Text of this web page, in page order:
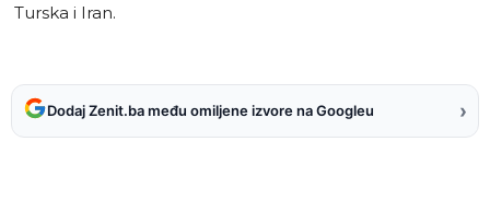
Turska i Iran.
Dodaj Zenit.ba među omiljene izvore na Googleu ›